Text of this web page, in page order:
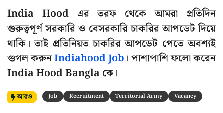
India Hood এর তরফ থেকে আমরা প্রতিদিন
গুরুত্বপূর্ণ সরকারি ও বেসরকারি চাকরির আপডেট দিয়ে
থাকি। তাই প্রতিনিয়ত চাকরির আপডেট পেতে অবশ্যই
গুগল করুনIndiahood Job । পাশাপাশি ফলো করেন
India Hood Bangla কে।
আরও Job Recruitment Territorial Army Vacancy